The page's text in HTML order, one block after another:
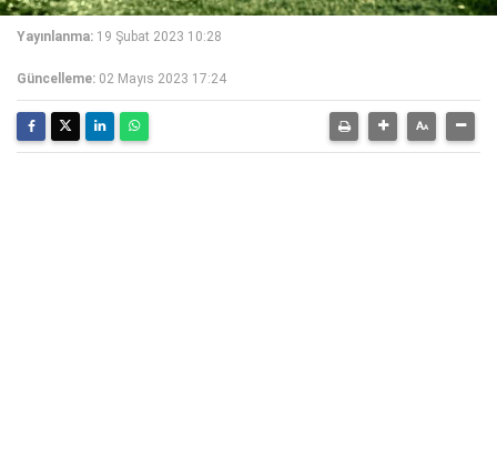
Yayınlanma: 19 Şubat 2023 10:28
Güncelleme: 02 Mayıs 2023 17:24